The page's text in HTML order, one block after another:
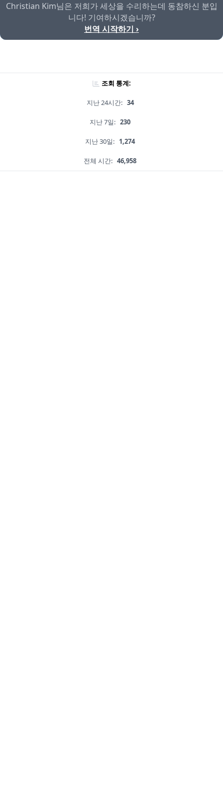
Christian Kim님은 저희가 세상을 수리하는데 동참하신 분입
니다! 기여하시겠습니까?
번역 시작하기 ›
조회 통계:
지난 24시간: 34
지난 7일: 230
지난 30일: 1,274
전체 시간: 46,958